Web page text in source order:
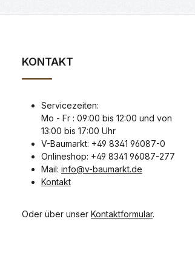
KONTAKT
Servicezeiten:
Mo - Fr : 09:00 bis 12:00 und von
13:00 bis 17:00 Uhr
V-Baumarkt: +49 8341 96087-0
Onlineshop: +49 8341 96087-277
Mail: info@v-baumarkt.de
Kontakt
Oder über unser Kontaktformular.